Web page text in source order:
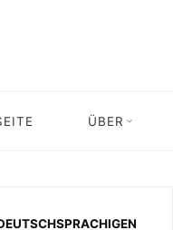
ÜBER